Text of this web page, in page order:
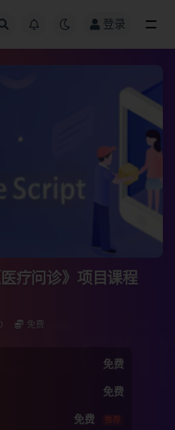
登录
疗问诊》项目课程
免费
免费
免费
免费 推荐